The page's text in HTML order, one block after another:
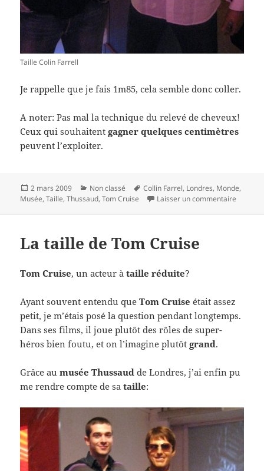
Taille Colin Farrell
Je rappelle que je fais 1m85, cela semble donc coller.
A noter: Pas mal la technique du relevé de cheveux!
Ceux qui souhaitentgagner quelques centimètres
peuvent l’exploiter.
Publié
le
2 mars 2009 Catégories
Non classé
Mots-
clés
Collin Farrel, Londres, Monde,
Musée,Taille,Thussaud,Tom Cruise Laisser un commentaire
La taille de Tom Cruise
Tom Cruise, un acteur àtaille réduite?
Ayant souvent entendu queTom Cruise était assez
petit, je m’étais posé la question pendant longtemps.
Dans ses films, il joue plutôt des rôles de super-
héros bien foutu, et on l’imagine plutôtgrand.
Grâce aumusée Thussaud de Londres, j’ai enfin pu
me rendre compte de sa taille: